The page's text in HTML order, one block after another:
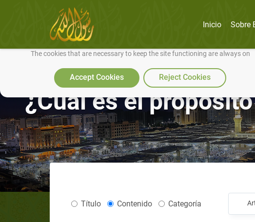
We use cookies to make our site work well for you and so we can continually
The cookies that are necessary to keep the site functioning are always on
Accept Cookies Reject Cookies
Inicio Sobre
¿Cuál es el
Título Contenido Categoría